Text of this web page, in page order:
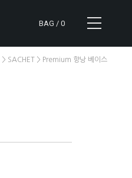
BAG / 0
> SACHET > Premium 향낭 베이스